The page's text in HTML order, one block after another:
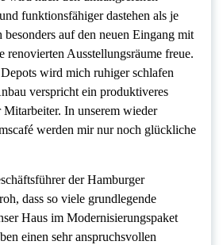
funktionsfähiger dastehen als je
auf den neuen Eingang mit
renovierten Ausstellungsräume freue.
wird mich ruhiger schlafen
verspricht ein produktiveres
In unserem wieder
werden mir nur noch glückliche
der Hamburger
dass so viele grundlegende
Haus im Modernisierungspaket
einen sehr anspruchsvollen